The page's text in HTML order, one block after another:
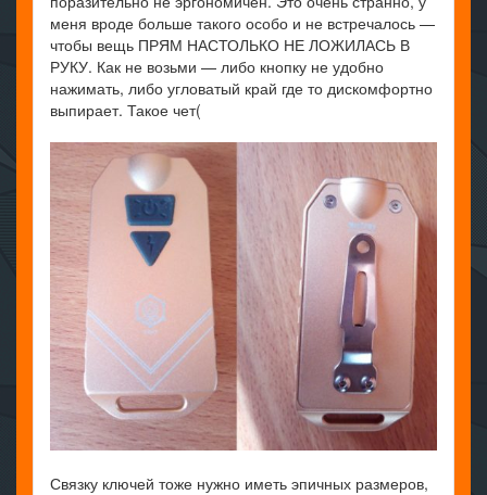
меня вроде больше такого особо и не встречалось —
чтобы вещь ПРЯМ НАСТОЛЬКО НЕ ЛОЖИЛАСЬ В
РУКУ. Как не возьми — либо кнопку не удобно
нажимать, либо угловатый край где то дискомфортно
выпирает. Такое чет(
Связку ключей тоже нужно иметь эпичных размеров,